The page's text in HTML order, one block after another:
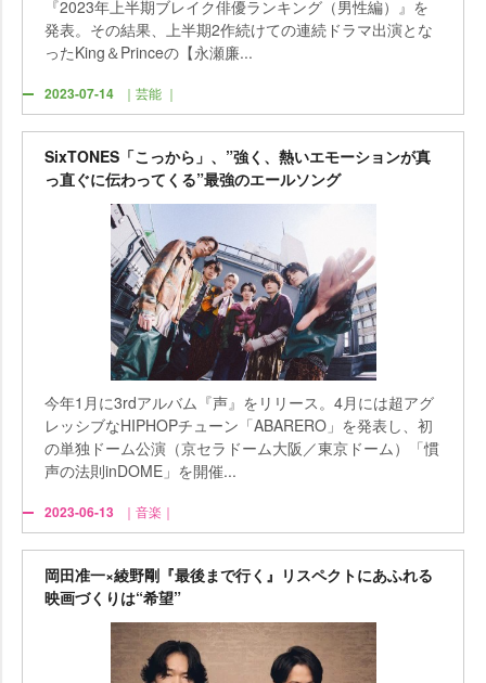
『2023年上半期ブレイク俳優ランキング（男性編）』を
発表。その結果、上半期2作続けての連続ドラマ出演とな
ったKing＆Princeの【永瀬廉...
2023-07-14 ｜芸能 ｜
SixTONES「こっから」、”強く、熱いエモーションが真
っ直ぐに伝わってくる”最強のエールソング
今年1月に3rdアルバム『声』をリリース。4月には超アグ
レッシブなHIPHOPチューン「ABARERO」を発表し、初
の単独ドーム公演（京セラドーム大阪／東京ドーム）「慣
声の法則inDOME」を開催...
2023-06-13 ｜音楽｜
岡田准一×綾野剛『最後まで行く』リスペクトにあふれる
映画づくりは“希望”